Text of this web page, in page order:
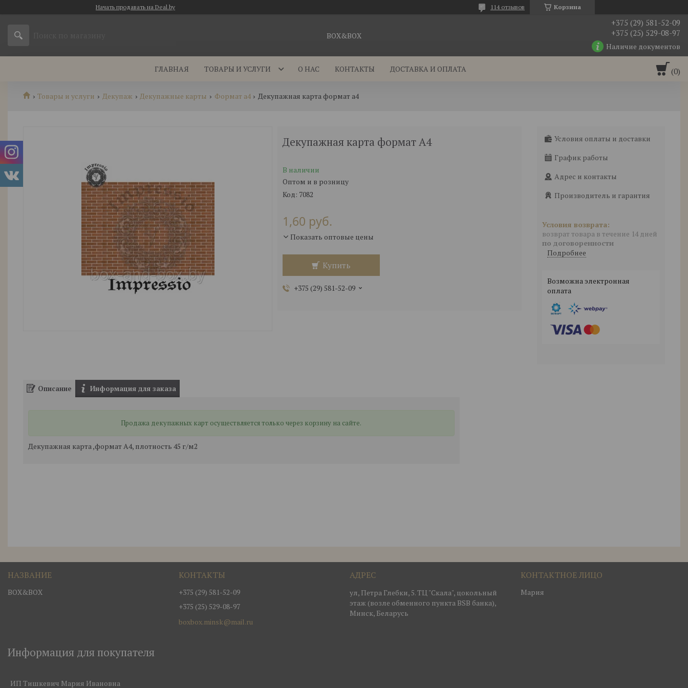
Начать продавать на Deal.by Корзина
114 отзывов
BOX&BOX
+375 (29) 581-52-09
+375 (25) 529-08-97
Наличие документов
ГЛАВНАЯ ТОВАРЫ И УСЛУГИ О НАС КОНТАКТЫ ДОСТАВКА И ОПЛАТА
Товары и услуги Декупаж Декупажные карты Формат а4 Декупажная карта формат а4
Декупажная карта формат А4
В наличии
Оптом и в розницу
Код: 7082
1,60 руб.
Показать оптовые цены
Купить
+375 (29) 581-52-09
Условия оплаты и доставки
График работы
Адрес и контакты
Производитель и гарантия
возврат товара в течение 14 дней
по договоренности
Подробнее
Описание Информация для заказа
Продажа декупажных карт осуществляется только через корзину на сайте.
Декупажная карта ,формат А4, плотность 45 г/м2
BOX&BOX
+375 (29) 581-52-09
+375 (25) 529-08-97
boxbox.minsk@mail.ru
ул, Петра Глебки, 5. ТЦ "Скала", цокольный
этаж (возле обменного пункта BSB банка),
Минск, Беларусь
Мария
Информация для покупателя
ИП Тишкевич Мария Ивановна